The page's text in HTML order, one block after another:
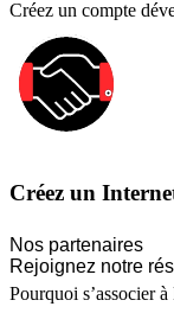
Créez un compte
Créez un
Nos partenaires
Rejoignez notre
Pourquoi s’associer